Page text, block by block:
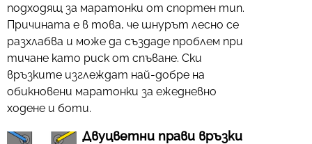
подходящ за маратонки от спортен тип.
Причината е в това, че шнурът лесно се
разхлабва и може да създаде проблем при
тичане като риск от спъване. Ски
връзките изглеждат най-добре на
обикновени маратонки за ежедневно
ходене и боти.
Двуцветни прави връзки